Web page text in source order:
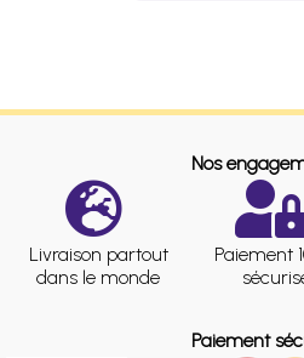
Nos
Livraison partout
dans le monde
Paiement
Paiement